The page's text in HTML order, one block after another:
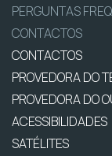
PERGUNTAS
CONTACTOS
CONTACTOS
PROVEDORA DO
PROVEDORA DO
ACESSIBILIDADES
SATÉLITES